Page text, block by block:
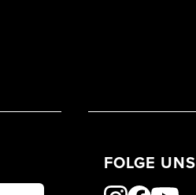
FOLGE UNS